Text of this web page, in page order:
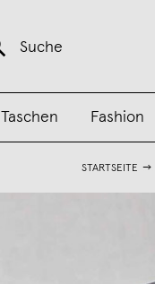
Suche
Taschen Fashion
STARTSEITE